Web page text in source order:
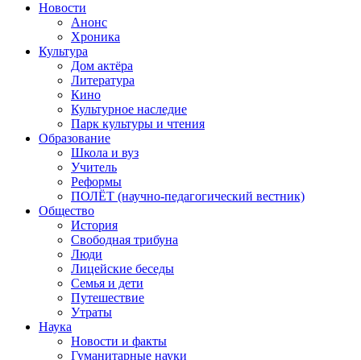
Новости
Анонс
Хроника
Культура
Дом актёра
Литература
Кино
Культурное наследие
Парк культуры и чтения
Образование
Школа и вуз
Учитель
Реформы
ПОЛЁТ (научно-педагогический вестник)
Общество
История
Свободная трибуна
Люди
Лицейские беседы
Семья и дети
Путешествие
Утраты
Наука
Новости и факты
Гуманитарные науки